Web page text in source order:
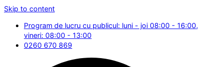
Skip to content
Program de lucru cu publicul: luni - joi 08:00 - 16:00,
vineri: 08:00 - 13:00
0260 670 869